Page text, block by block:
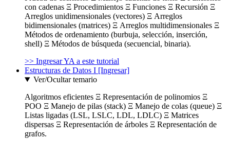
con cadenas Ξ Procedimientos Ξ Funciones Ξ Recursión Ξ
Arreglos unidimensionales (vectores) Ξ Arreglos
bidimensionales (matrices) Ξ Arreglos multidimensionales Ξ
Métodos de ordenamiento (burbuja, selección, inserción,
shell) Ξ Métodos de búsqueda (secuencial, binaria).
>> Ingresar YA a este tutorial
Estructuras de Datos I [Ingresar]
Ver/Ocultar temario
Algoritmos eficientes Ξ Representación de polinomios Ξ
POO Ξ Manejo de pilas (stack) Ξ Manejo de colas (queue) Ξ
Listas ligadas (LSL, LSLC, LDL, LDLC) Ξ Matrices
dispersas Ξ Representación de árboles Ξ Representación de
grafos.